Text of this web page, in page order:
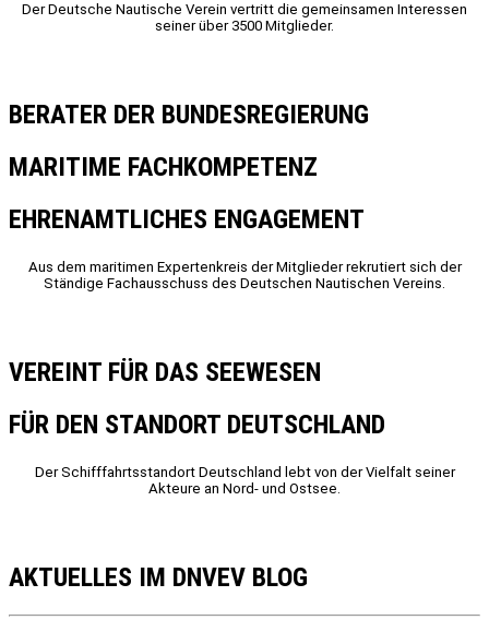
Der Deutsche Nautische Verein vertritt die gemeinsamen Interessen
seiner über 3500 Mitglieder.
BERATER DER BUNDESREGIERUNG
MARITIME FACHKOMPETENZ
EHRENAMTLICHES ENGAGEMENT
Aus dem maritimen Expertenkreis der Mitglieder rekrutiert sich der
Ständige Fachausschuss des Deutschen Nautischen Vereins.
VEREINT FÜR DAS SEEWESEN
FÜR DEN STANDORT DEUTSCHLAND
Der Schifffahrtsstandort Deutschland lebt von der Vielfalt seiner
Akteure an Nord- und Ostsee.
AKTUELLES IM DNVEV BLOG